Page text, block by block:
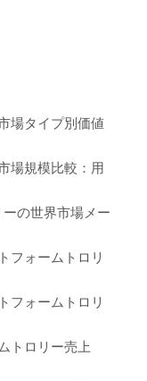
場タイプ別価値
場規模比較：用
の世界市場メー
フォームトロリ
フォームトロリ
トロリー売上